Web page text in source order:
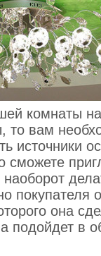
комнаты
вам
источники
покупателя
она
подойдет в